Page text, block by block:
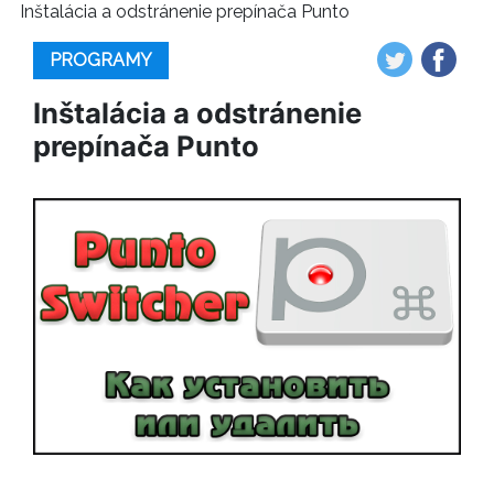
Inštalácia a odstránenie prepínača Punto
PROGRAMY
Inštalácia a odstránenie
prepínača Punto